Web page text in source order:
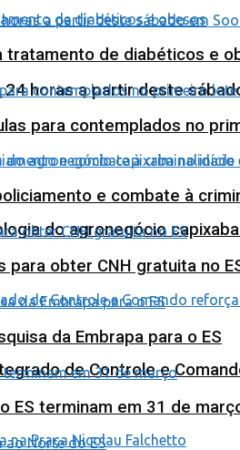
horas a partir deste
do agronegócio
de Controle e
tratamento de diabéticos e
para contemplados no
e combate à
para obter CNH gratuita no
da Embrapa para o ES
ES terminam em 31 de